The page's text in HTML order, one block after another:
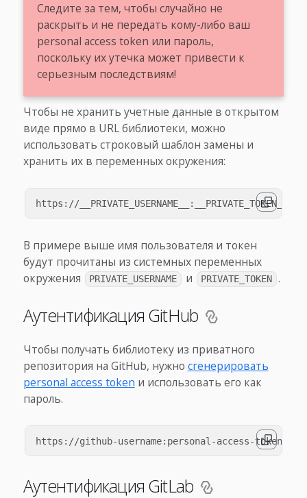
Следите за тем, чтобы случайно не
раскрыть и не передать кому-либо ваш
personal access token или пароль,
поскольку их утечка может привести к
серьезным последствиям!
Чтобы не хранить учетные данные в открытом
виде прямо в URL библиотеки, можно
использовать строковый шаблон замены и
хранить их в переменных окружения:
В примере выше имя пользователя и токен
будут прочитаны из системных переменных
окружения
PRIVATE_USERNAME и PRIVATE_TOKEN .
Аутентификация GitHub
Чтобы получать библиотеку из приватного
репозитория на GitHub, нужно сгенерировать
personal access token и использовать его как
пароль.
Аутентификация GitLab